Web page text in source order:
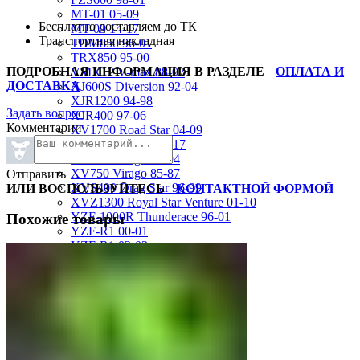
MT-01 05-09
MT-09 14-17
TDM850 96-01
TRX850 95-00
VMX12 V-max 88-07
XJ600S Diversion 92-04
XJR1200 94-98
XJR400 97-06
XV1700 Road Star 04-09
XV1900 Raider 08-17
XV400 Virago 87-94
XV750 Virago 85-87
XVS400 Drag Star 96-99
XVZ1300 Royal Star Venture 01-10
YZF-1000R Thunderace 96-01
YZF-R1 00-01
YZF-R1 02-03
YZF-R1 04-06
YZF-R1 07-08
Бесплатно доставляем до ТК
Транспортная накладная
ПОДРОБНАЯ ИНФОРМАЦИЯ В РАЗДЕЛЕ
ОПЛАТА И
ДОСТАВКА
Задать вопрос
Комментарии
Отправить
ИЛИ ВОСПОЛЬЗУЙТЕСЬ КОНТАКТНОЙ ФОРМОЙ
Похожие товары